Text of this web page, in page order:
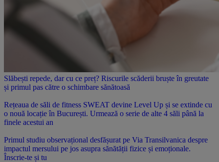
Slăbești repede, dar cu ce preț? Riscurile scăderii bruște în greutate
și primul pas către o schimbare sănătoasă
Rețeaua de săli de fitness SWEAT devine Level Up și se extinde cu
o nouă locație în București. Urmează o serie de alte 4 săli până la
finele acestui an
Primul studiu observațional desfășurat pe Via Transilvanica despre
impactul mersului pe jos asupra sănătății fizice și emoționale.
Înscrie-te și tu